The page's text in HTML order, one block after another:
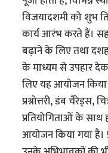
विजयादशमी को शुभ
कार्य आरंभ करते हैं।
बढ़ाने के लिए तथा
के माध्यम से उपहार
लिए यह आयोजन किया
प्रश्नोत्तरी, डंब
प्रतियोगिताओं के
आयोजन किया गया है।